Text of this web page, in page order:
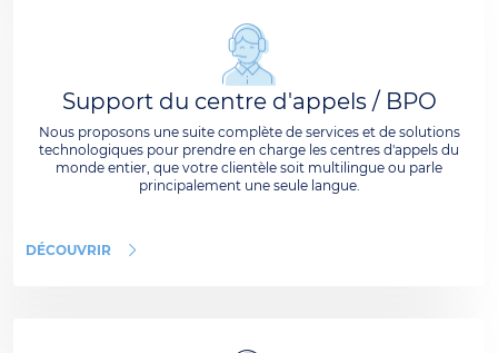
Support du centre d'appels / BPO
Nous proposons une suite complète de services et de solutions
technologiques pour prendre en charge les centres d'appels du
monde entier, que votre clientèle soit multilingue ou parle
principalement une seule langue.
DÉCOUVRIR